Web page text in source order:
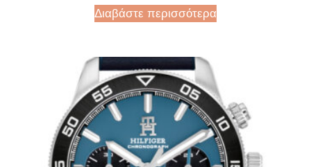
Διαβάστε περισσότερα